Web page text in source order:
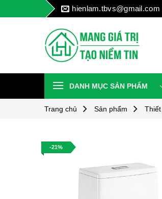
to
hienlam.tbvs@gmail.com
DANH MỤC SẢN PHẨM
Trang chủ Sản phẩm Thiết
-21%